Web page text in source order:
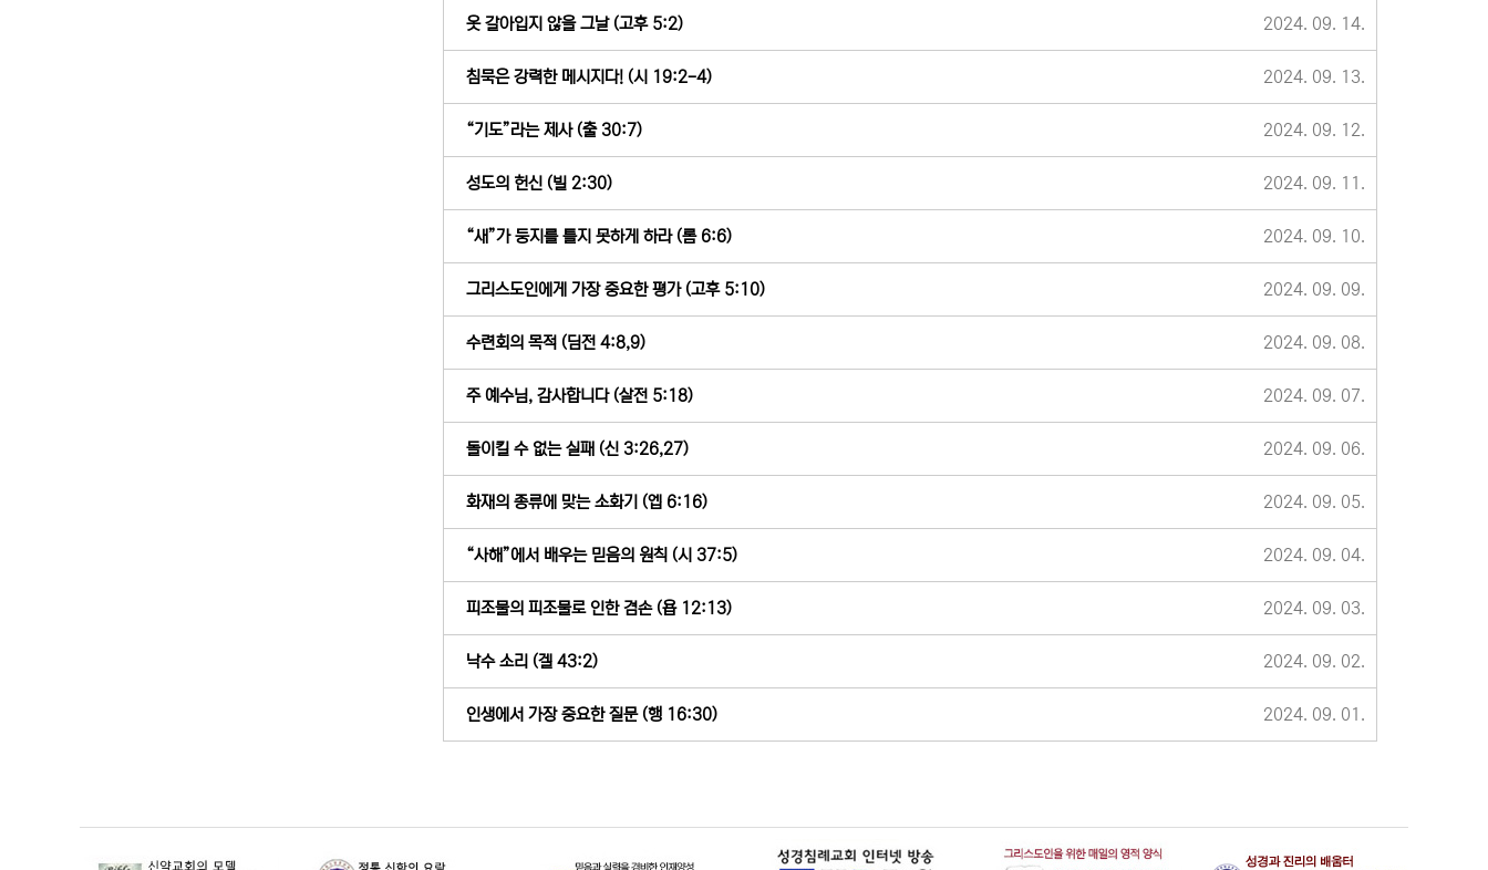
옷 갈아입지 않을 그날 (고후 5:2) 2024. 09. 14.
침묵은 강력한 메시지다! (시 19:2-4) 2024. 09. 13.
“기도”라는 제사 (출 30:7) 2024. 09. 12.
성도의 헌신 (빌 2:30) 2024. 09. 11.
“새”가 둥지를 틀지 못하게 하라 (롬 6:6) 2024. 09. 10.
그리스도인에게 가장 중요한 평가 (고후 5:10) 2024. 09. 09.
수련회의 목적 (딤전 4:8,9) 2024. 09. 08.
주 예수님, 감사합니다 (살전 5:18) 2024. 09. 07.
돌이킬 수 없는 실패 (신 3:26,27) 2024. 09. 06.
화재의 종류에 맞는 소화기 (엡 6:16) 2024. 09. 05.
“사해”에서 배우는 믿음의 원칙 (시 37:5) 2024. 09. 04.
피조물의 피조물로 인한 겸손 (욥 12:13) 2024. 09. 03.
낙수 소리 (겔 43:2) 2024. 09. 02.
인생에서 가장 중요한 질문 (행 16:30) 2024. 09. 01.